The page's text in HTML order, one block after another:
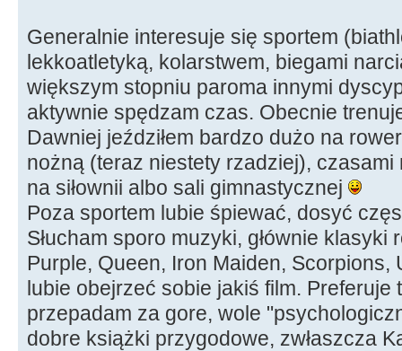
Generalnie interesuje się sportem
lekkoatletyką, kolarstwem, biegami
większym stopniu paroma innymi
aktywnie spędzam czas. Obecnie
Dawniej jeździłem bardzo dużo na
nożną (teraz niestety rzadziej), czasami
na siłownii albo sali gimnastycznej
Poza sportem lubie śpiewać, dosyć
Słucham sporo muzyki, głównie
Purple, Queen, Iron Maiden,
lubie obejrzeć sobie jakiś film. Preferuje
przepadam za gore, wole
dobre książki przygodowe, zwłaszcza